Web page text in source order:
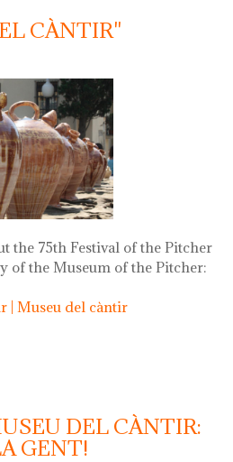
CÀNTIR"
the 75th Festival of the Pitcher
of the Museum of the Pitcher:
| Museu del càntir
"festa del càntir"
DEL CÀNTIR:
GENT!